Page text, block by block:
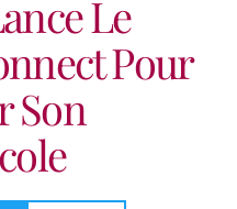
Le
Pour
Son